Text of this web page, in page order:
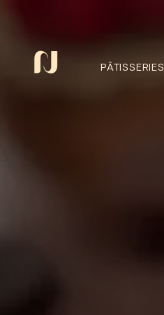
PÂTISSERIES